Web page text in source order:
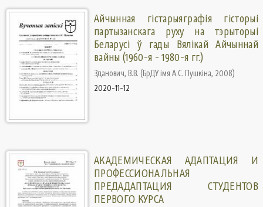
Айчынная гістарыяграфія гісторыі
партызанскага руху на тэрыторыі
Беларусі ў гады Вялікай Айчыннай
вайны (1960-я - 1980-я гг.)
Зданович, В.В. (БрДУ імя А.С. Пушкіна, 2008)
2020-11-12
АКАДЕМИЧЕСКАЯ АДАПТАЦИЯ И
ПРОФЕССИОНАЛЬНАЯ
ПРЕДАДАПТАЦИЯ СТУДЕНТОВ
ПЕРВОГО КУРСА